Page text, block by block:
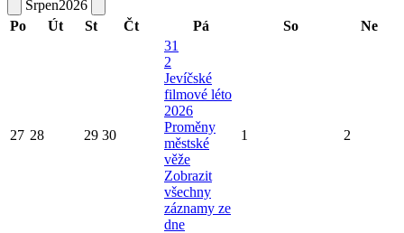
Srpen2026
Po
Út St Čt Pá So Ne
27 28 29 30
31
2
Jevíčské
filmové léto
2026
Proměny
městské
věže
Zobrazit
všechny
záznamy ze
dne
1 2